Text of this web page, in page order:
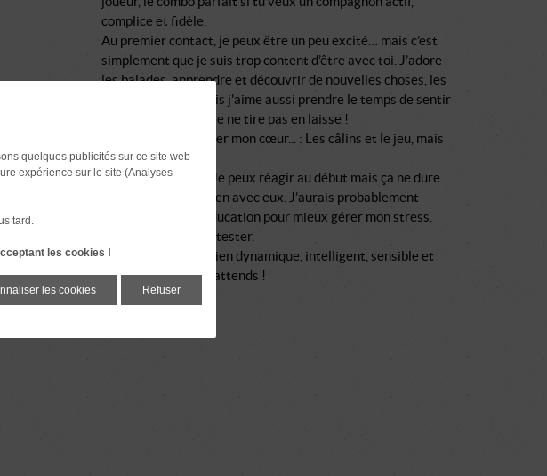
complice et fidèle.
Au premier contact, je peux être un peu excité… mais c’est
simplement que je suis trop content d’être avec toi. J’adore
les balades, apprendre et découvrir de nouvelles choses, les
moments câlins, mais j'aime aussi prendre le temps de sentir
les odeurs. En plus, je ne tire pas en laisse !
Le secret pour gagner mon cœur... : Les câlins et le jeu, mais
tu l’as déjà compris.
Sociabilité chiens : Je peux réagir au début mais ça ne dure
pas. Je m’entends bien avec eux. J’aurais probablement
besoin de cours d’éducation pour mieux gérer mon stress.
Sociabilité chats : à tester.
Si tu cherches un chien dynamique, intelligent, sensible et
plein d’amour… je t’attends !
quelques publicités sur ce site web
expérience sur le site (Analyses
tard.
les cookies !
les cookies Refuser